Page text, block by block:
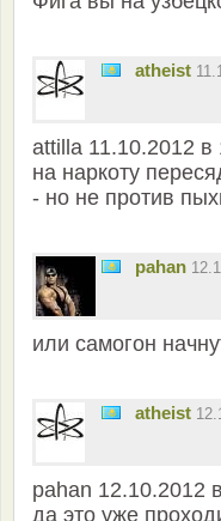
atheist
attilla 11.10.2012
на наркоту
- но не против
pahan
или самогон
atheist
pahan 12.10.2012
да это уже